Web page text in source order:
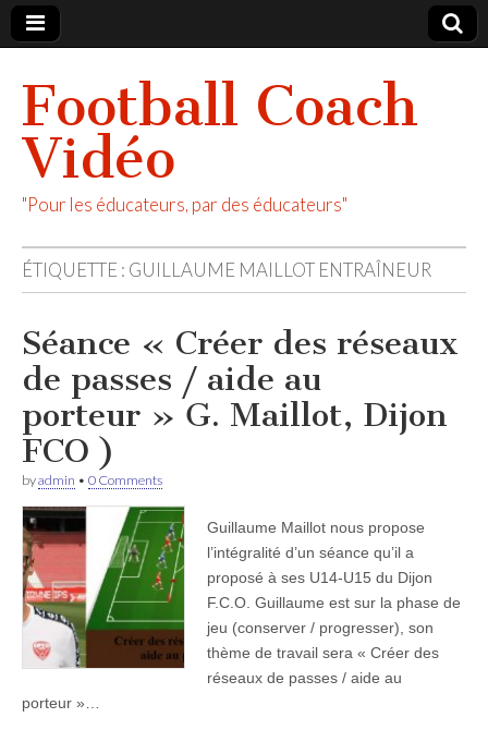
Football Coach
Vidéo
"Pour les éducateurs, par des éducateurs"
ÉTIQUETTE : GUILLAUME MAILLOT ENTRAÎNEUR
Séance « Créer des réseaux
de passes / aide au
porteur » G. Maillot, Dijon
FCO )
byadmin • 0 Comments
Guillaume Maillot nous propose
l’intégralité d’un séance qu’il a
proposé à ses U14-U15 du Dijon
F.C.O. Guillaume est sur la phase de
jeu (conserver / progresser), son
thème de travail sera « Créer des
réseaux de passes / aide au
porteur »…